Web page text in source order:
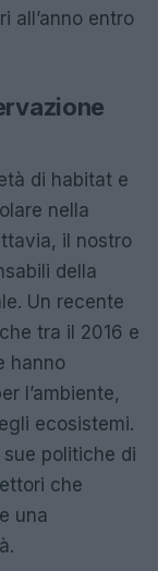
all’anno entro
di habitat e
nella
il nostro
della
Un recente
tra il 2016 e
hanno
l’ambiente,
ecosistemi.
sue politiche di
che
una